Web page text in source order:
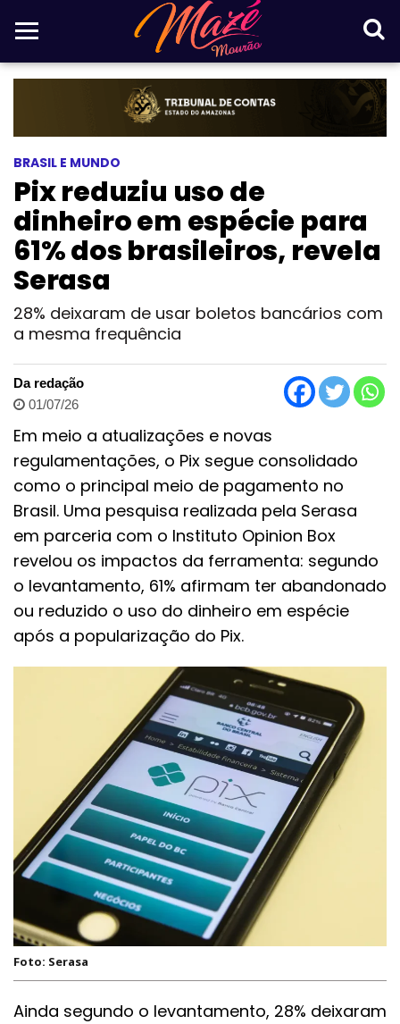
BRASIL E MUNDO
Pix reduziu uso de
dinheiro em espécie para
61% dos brasileiros, revela
Serasa
28% deixaram de usar boletos bancários com
a mesma frequência
Da redação
01/07/26
Em meio a atualizações e novas
regulamentações, o Pix segue consolidado
como o principal meio de pagamento no
Brasil. Uma pesquisa realizada pela Serasa
em parceria com o Instituto Opinion Box
revelou os impactos da ferramenta: segundo
o levantamento, 61% afirmam ter abandonado
ou reduzido o uso do dinheiro em espécie
após a popularização do Pix.
Foto: Serasa
Ainda segundo o levantamento, 28% deixaram